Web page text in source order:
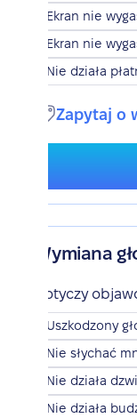
Ekran nie
Ekran nie
Nie działa
Zapytaj o
Wymiana
Dotyczy
Uszkodzony
Nie słychać
Nie działa
Nie działa